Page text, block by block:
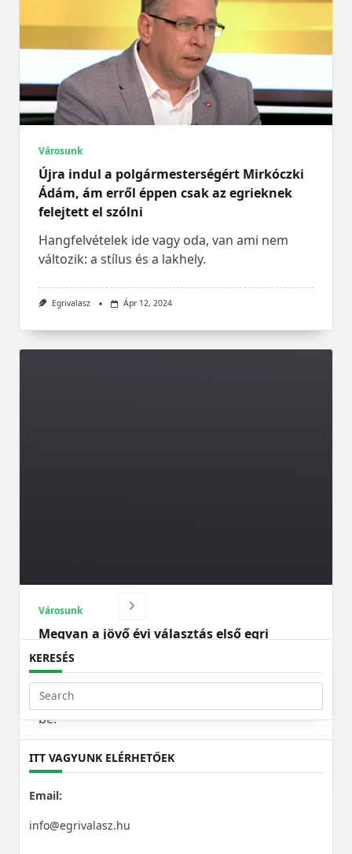
Városunk
Újra indul a polgármesterségért Mirkóczki
Ádám, ám erről éppen csak az egrieknek
felejtett el szólni
Hangfelvételek ide vagy oda, van ami nem
változik: a stílus és a lakhely.
Egrivalasz Ápr 12, 2024
Városunk
Megvan a jövő évi választás első egri
polgármesterjelölte – VIDEÓ
A hírt a Momentum Mozgalom elnöke,
Gelencsér Ferenc közösségi oldalán jelentette
be.
Egrivalasz Júl 2, 2023
1
KERESÉS
Search
for:
ITT VAGYUNK ELÉRHETŐEK
Email:
info@egrivalasz.hu